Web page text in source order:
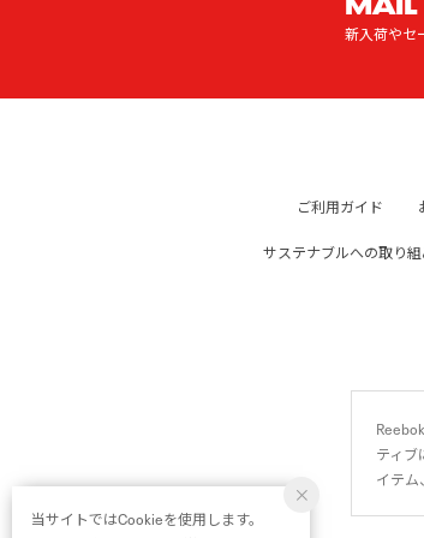
新入荷やセ
ご利用ガイド
サステナブルへの取り組
ティ
イテム
当サイトではCookieを使用します。